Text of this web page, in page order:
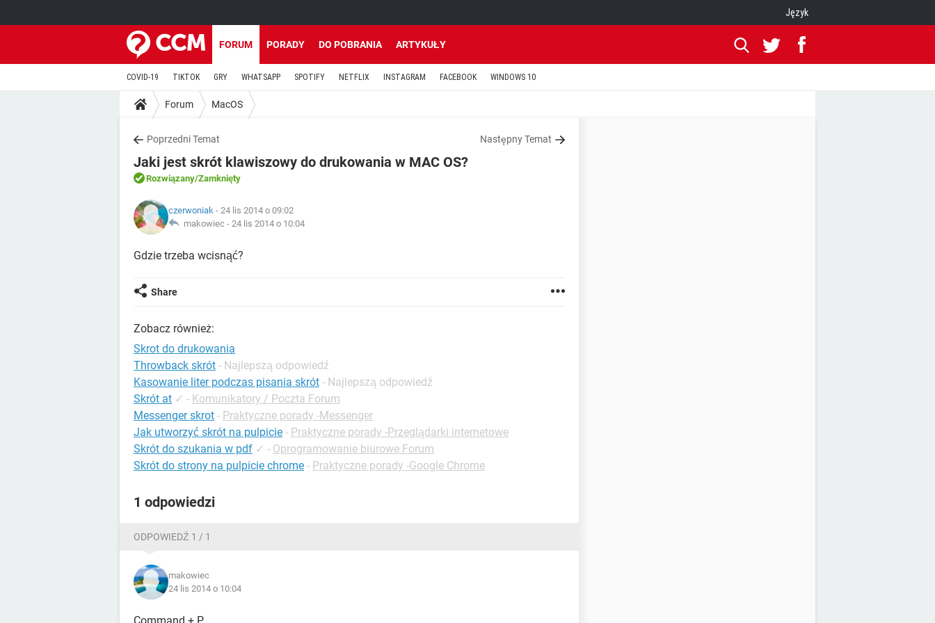
Język
FORUM PORADY DO POBRANIA ARTYKUŁY
COVID-19 TIKTOK GRY WHATSAPP SPOTIFY NETFLIX INSTAGRAM FACEBOOK WINDOWS 10
Forum MacOS
Poprzedni Temat Następny Temat
Jaki jest skrót klawiszowy do drukowania w MAC OS?
Rozwiązany/Zamknięty
czerwoniak - 24 lis 2014 o 09:02
makowiec - 24 lis 2014 o 10:04
Gdzie trzeba wcisnąć?
Share
Zobacz również:
Skrot do drukowania
Throwback skrót - Najlepszą odpowiedź
Kasowanie liter podczas pisania skrót - Najlepszą odpowiedź
Skrót at ✓ - Komunikatory / Poczta Forum
Messenger skrot - Praktyczne porady -Messenger
Jak utworzyć skrót na pulpicie - Praktyczne porady -Przeglądarki internetowe
Skrót do szukania w pdf ✓ - Oprogramowanie biurowe Forum
Skrót do strony na pulpicie chrome - Praktyczne porady -Google Chrome
1 odpowiedzi
ODPOWIEDŹ 1 / 1
makowiec
24 lis 2014 o 10:04